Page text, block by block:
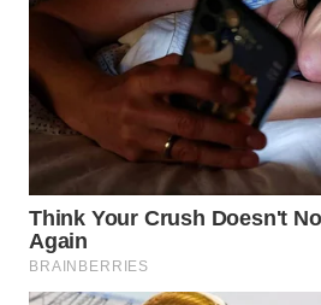
SOLO
WN
BOROBUDUR
WN
MADURA
WN